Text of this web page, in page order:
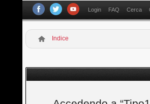
Login FAQ Cerca
Indice